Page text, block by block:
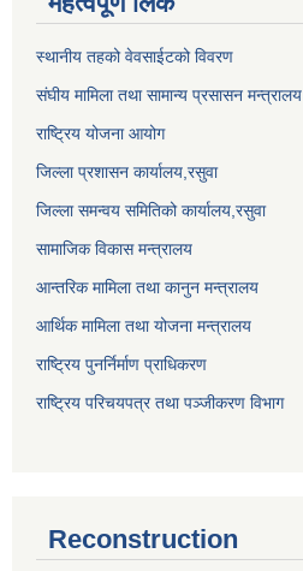
स्थानीय तहको वेवसाईटको विवरण
संघीय मामिला तथा सामान्य प्रसासन मन्त्रालय
राष्ट्रिय योजना आयोग
जिल्ला प्रशासन कार्यालय, रसुवा
जिल्ला समन्वय समितिको कार्यालय, रसुवा
सामाजिक विकास मन्त्रालय
आन्तरिक मामिला तथा कानुन मन्त्रालय
आर्थिक मामिला तथा योजना मन्त्रालय
राष्ट्रिय पुनर्निर्माण प्राधिकरण
राष्ट्रिय परिचयपत्र तथा पञ्जीकरण विभाग
Reconstruction